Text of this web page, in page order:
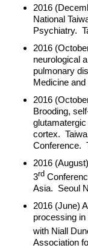
2016
National
Psychiatry.
2016
neurological
pulmonary
Medicine
2016
Brooding,
cortex.
Conference.
2016
3rd
Asia. Seoul
2016 (June)
processing
with Niall
Association